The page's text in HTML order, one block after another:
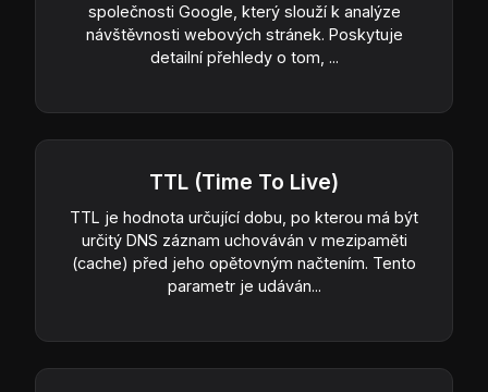
společnosti Google, který slouží k analýze
návštěvnosti webových stránek. Poskytuje
detailní přehledy o tom, ...
TTL (Time To Live)
TTL je hodnota určující dobu, po kterou má být
určitý DNS záznam uchováván v mezipaměti
(cache) před jeho opětovným načtením. Tento
parametr je udáván...